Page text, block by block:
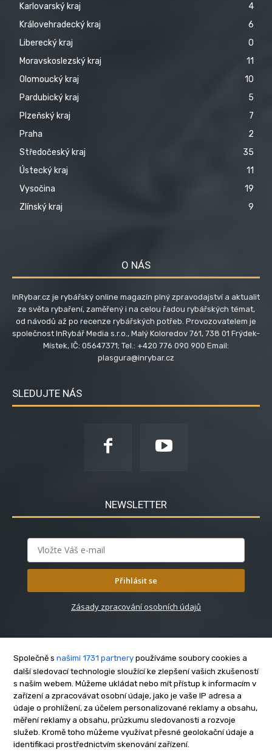
Karlovarský kraj
4
Královehradecký kraj
6
Liberecký kraj
0
Moravskoslezský kraj
11
Olomoucký kraj
10
Pardubický kraj
5
Plzeňský kraj
7
Praha
2
Středočeský kraj
35
Ústecký kraj
11
Vysočina
19
Zlínský kraj
9
O NÁS
InRybar.cz je rybářský online magazín plný zpravodajství a aktualit
ze světa rybaření, zaměřený i na celou řadou rybářských témat,
od návodů až po recenze rybářských potřeb. Provozovatelem je
společnost InRybář Media s.r.o., Malý Koloredov 761, 738 01 Frýdek-
Místek, IČ: 05647371; Tel.: +420 776 090 900 Email:
plasgura@inrybar.cz
SLEDUJTE NÁS
NEWSLETTER
Přihlásit se
Zásady zpracování osobních údajů
O nás
Kontakt
Reklama
Zásady soukromí
Společně s našimi 1731 partnery používáme soubory cookies a
další sledovací technologie sloužící ke zlepšení vašich zkušeností
s naším webem. Můžeme ukládat nebo mít přístup k informacím v
zařízení a zpracovávat osobní údaje, jako je vaše IP adresa a
údaje o prohlížení, za účelem personalizované reklamy a obsahu,
měření reklamy a obsahu, průzkumu sledovanosti a rozvoje
služeb. Kromě toho můžeme využívat přesné geolokační údaje a
identifikaci prostřednictvím skenování zařízení.